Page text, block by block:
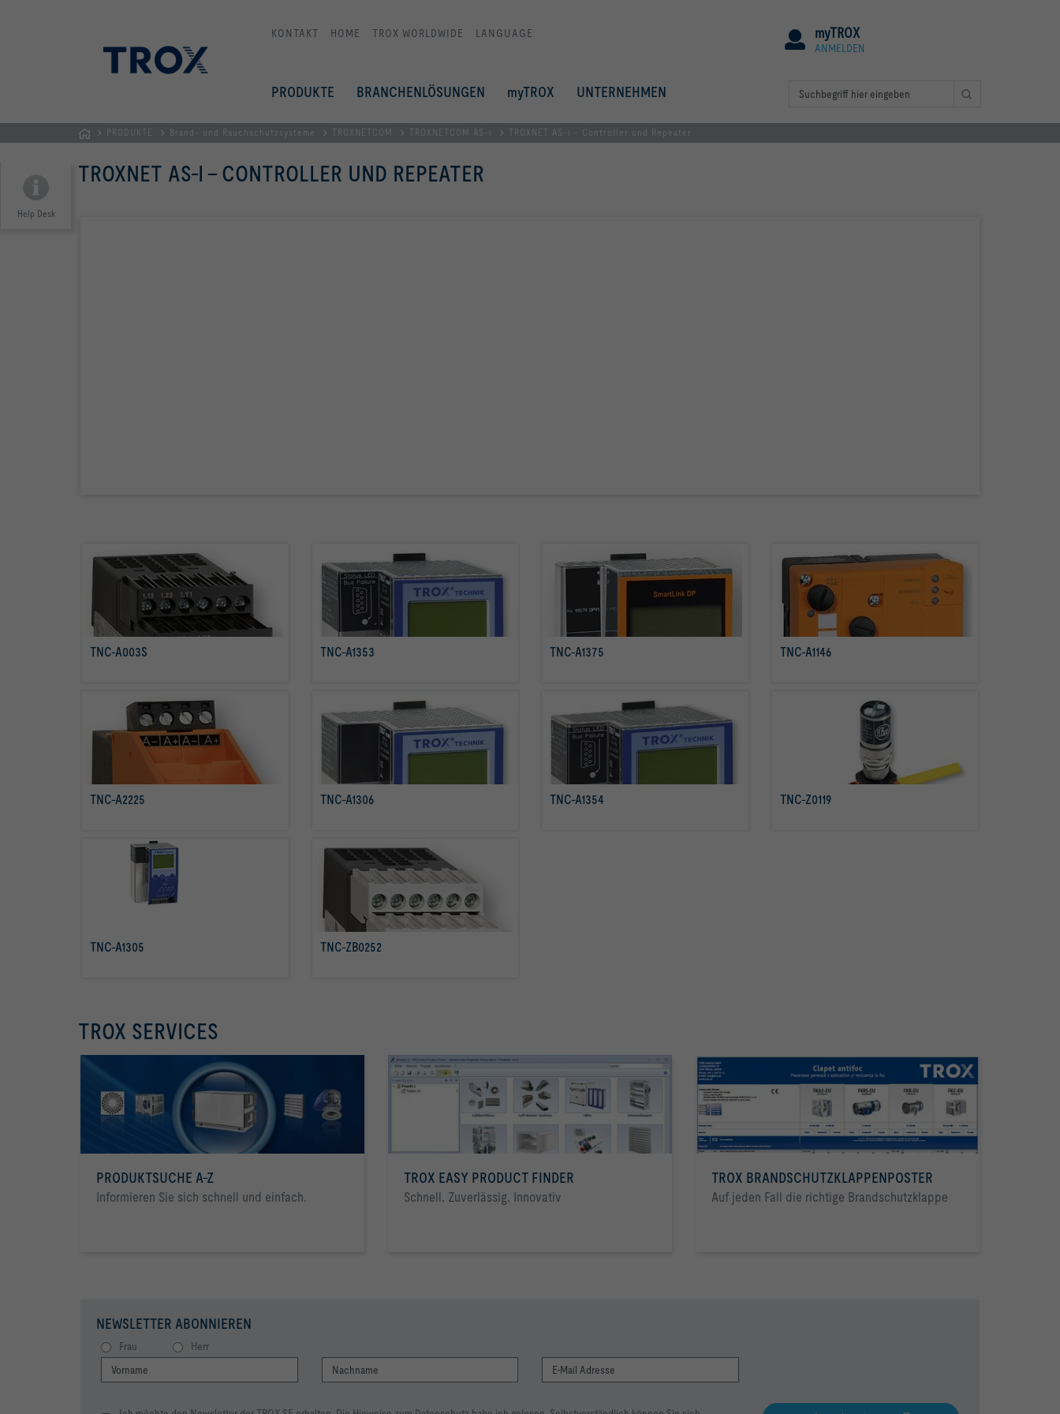
KONTAKT HOME TROX WORLDWIDE LANGUAGE myTROX
ANMELDEN
PRODUKTE BRANCHENLÖSUNGEN myTROX UNTERNEHMEN
PRODUKTE Brand- und Rauchschutzsysteme TROXNETCOM TROXNETCOM AS-i TROXNET AS-i - Controller und Repeater
Help Desk
TROXNET AS-I - CONTROLLER UND REPEATER
TNC-A003S TNC-A1353 TNC-A1375 TNC-A1146
TNC-A2225 TNC-A1306 TNC-A1354 TNC-Z0119
TNC-A1305 TNC-ZB0252
TROX SERVICES
PRODUKTSUCHE A-Z
Informieren Sie sich schnell und einfach.
TROX EASY PRODUCT FINDER
Schnell. Zuverlässig. Innovativ
TROX BRANDSCHUTZKLAPPENPOSTER
Auf jeden Fall die richtige Brandschutzklappe
NEWSLETTER ABONNIEREN
Frau Herr